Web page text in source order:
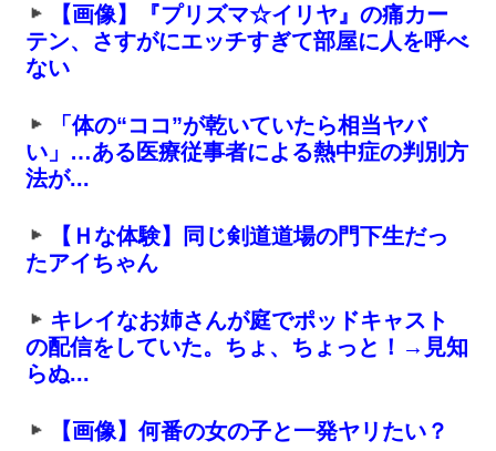
【画像】『プリズマ☆イリヤ』の痛カー
テン、さすがにエッチすぎて部屋に人を呼べ
ない
「体の“ココ”が乾いていたら相当ヤバ
い」…ある医療従事者による熱中症の判別方
法が...
【Ｈな体験】同じ剣道道場の門下生だっ
たアイちゃん
キレイなお姉さんが庭でポッドキャスト
の配信をしていた。ちょ、ちょっと！→見知
らぬ...
【画像】何番の女の子と一発ヤリたい？